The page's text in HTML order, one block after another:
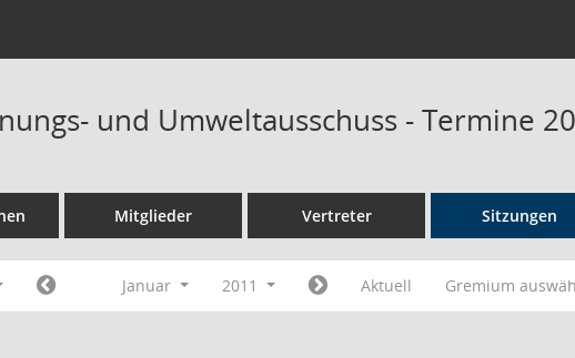
und Umweltausschuss - Termine
Mitglieder Vertreter Sitzungen
Januar 2011 Aktuell Gremium